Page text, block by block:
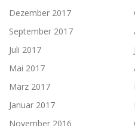
Dezember 2017
September 2017
Juli 2017
Mai 2017
März 2017
Januar 2017
November 2016